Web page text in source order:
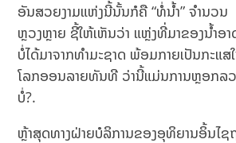
ອັນສວຍງາມແຫ່ງນີ້ນັ້ນກໍຄື “ທໍ່ນ້ຳ” ຈຳນວນ
ຫຼວງຫຼາຍ ຊີ້ໃຫ້ເຫັນວ່າ ແຫຼ່ງທີ່ມາຂອງນ້ຳອາ
ບໍ່ໄດ້ມາຈາກທຳມະຊາດ ພ້ອມກາຍເປັນກະແສ
ໂລກອອນລາຍທັນທີ ວ່ານີ້ແມ່ນການຫຼອກລ
ບໍ່?.
ຫຼ້າສຸດທາງຝ່າຍບໍລິການຂອງອຸທິຍານອິ້ນໄຊ